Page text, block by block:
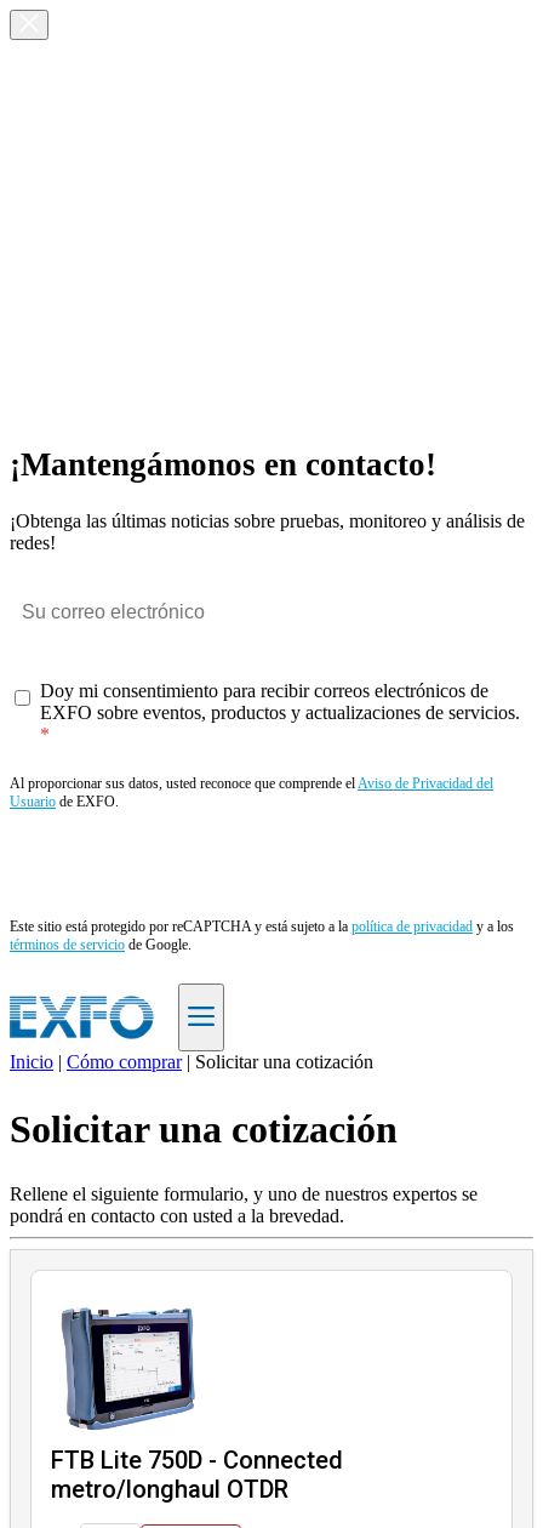
¡Mantengámonos en contacto!
¡Obtenga las últimas noticias sobre pruebas, monitoreo y análisis de
redes!
Doy mi consentimiento para recibir correos electrónicos de
EXFO sobre eventos, productos y actualizaciones de servicios.
Al proporcionar sus datos, usted reconoce que comprende elAviso de Privacidad del
Usuario de EXFO.
Este sitio está protegido por reCAPTCHA y está sujeto a la política de privacidad y a los
términos de servicio de Google.
Productos
Asistencia
Servicios
Cómo
comprar
Contacto
Registrarse Iniciar
sesión
Empresa
Carreras
Inicio | Cómo comprar | Solicitar una cotización
Solicitar una cotización
Rellene el siguiente formulario, y uno de nuestros expertos se
pondrá en contacto con usted a la brevedad.
FTB Lite 750D - Connected
metro/longhaul OTDR